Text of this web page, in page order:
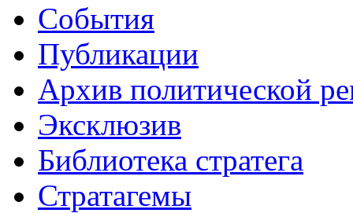
События
Публикации
Архив политической
Эксклюзив
Библиотека стратега
Стратагемы